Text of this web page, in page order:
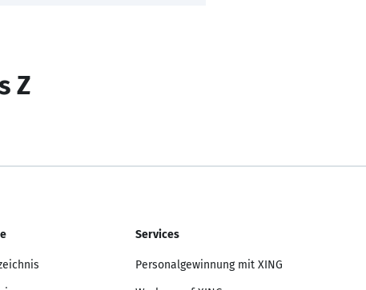
Z
Services
Personalgewinnung mit XING